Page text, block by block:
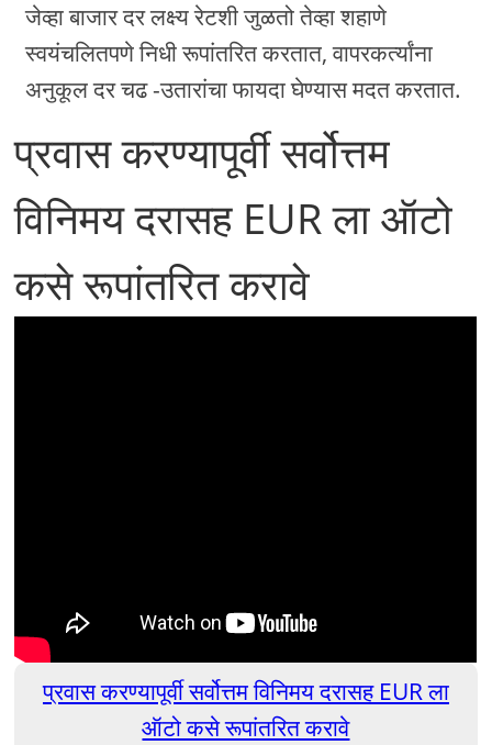
जेव्हा बाजार दर लक्ष्य रेटशी जुळतो तेव्हा शहाणे
स्वयंचलितपणे निधी रूपांतरित करतात, वापरकर्त्यांना
अनुकूल दर चढ -उतारांचा फायदा घेण्यास मदत करतात.
प्रवास करण्यापूर्वी सर्वोत्तम
विनिमय दरासह EUR ला ऑटो
कसे रूपांतरित करावे
प्रवास करण्यापूर्वी सर्वोत्तम विनिमय दरासह EUR ला
ऑटो कसे रूपांतरित करावे